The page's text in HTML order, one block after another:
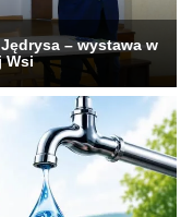
– wystawa w
Wsi